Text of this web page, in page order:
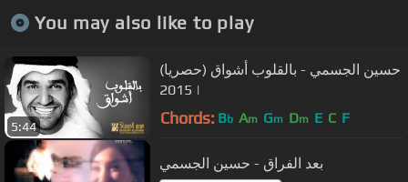
You may also like to play
5:44
حسين الجسمي - بالقلوب أشواق (حصريا)
| 2015
Chords: Bb Am Gm Dm E C F
بعد الفراق - حسين الجسمي